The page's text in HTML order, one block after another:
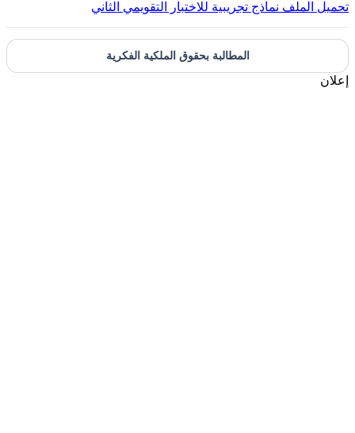
تحميل الملف نماذج تجريبية للاختبار التقويمي الثاني
المطالبة بحقوق الملكية الفكرية
إعلان